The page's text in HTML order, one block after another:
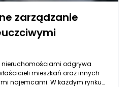
zarządzanie
nieruchomościami odgrywa
mieszkań oraz innych
najemcami. W każdym rynku